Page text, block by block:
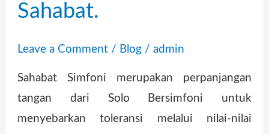
Sahabat.
Leave a Comment / Blog/ admin
Sahabat Simfoni merupakan perpanjangan
tangan dari Solo Bersimfoni untuk
menyebarkan toleransi melalui nilai-nilai